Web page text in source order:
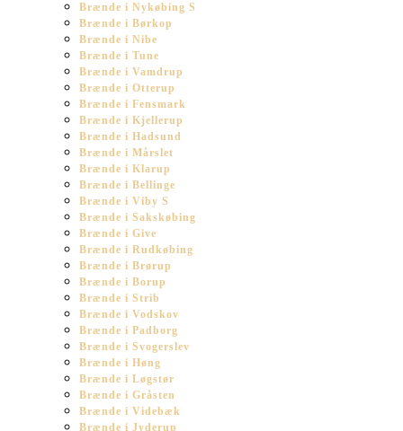
Brænde i Nykøbing S
Brænde i Børkop
Brænde i Nibe
Brænde i Tune
Brænde i Vamdrup
Brænde i Otterup
Brænde i Fensmark
Brænde i Kjellerup
Brænde i Hadsund
Brænde i Mårslet
Brænde i Klarup
Brænde i Bellinge
Brænde i Viby S
Brænde i Sakskøbing
Brænde i Give
Brænde i Rudkøbing
Brænde i Brørup
Brænde i Borup
Brænde i Strib
Brænde i Vodskov
Brænde i Padborg
Brænde i Svogerslev
Brænde i Høng
Brænde i Løgstør
Brænde i Gråsten
Brænde i Videbæk
Brænde i Jyderup